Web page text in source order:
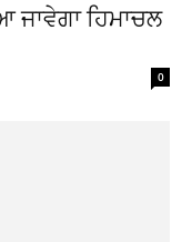
ਜਾਵੇਗਾ ਹਿਮਾਚਲ
0